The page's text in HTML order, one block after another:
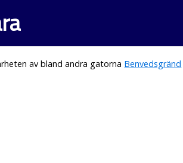
av bland andra gatorna Benvedsgränd